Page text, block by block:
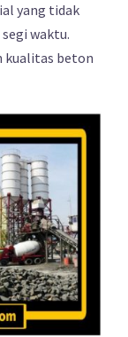
yang tidak
waktu.
kualitas beton